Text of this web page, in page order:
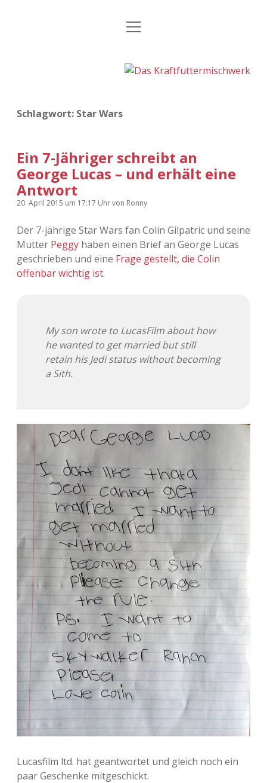
Kategorien
Doku
kfmw.stuff
Kopfkinomusik
Nur mal so
Täglicher Sinnwahn
Instagrams
Adventskalender Dropdown-
Menü
Adventskalender 2010
Adventskalender 2011
Adventskalender 2012
Adventskalender 2015
Adventskalender 2018
Adventskalender 2019
Adventskalender 2020
Adventskalender 2021
Adventskalender 2022
Adventskalender 2023
Adventskalender 2024
facebook
instagram
rss soundcloud
Menü
Schlagwort: Star Wars
Ein 7-Jähriger schreibt an
George Lucas – und erhält eine
Antwort
20. April 2015 um 17:17 Uhrvon Ronny
Der 7-jährige Star Wars fan Colin Gilpatric und seine
Mutter Peggy haben einen Brief an George Lucas
geschrieben und eine Frage gestellt, die Colin
offenbar wichtig ist.
My son wrote to LucasFilm about how
he wanted to get married but still
retain his Jedi status without becoming
a Sith.
Lucasfilm ltd. hat geantwortet und gleich noch ein
paar Geschenke mitgeschickt.